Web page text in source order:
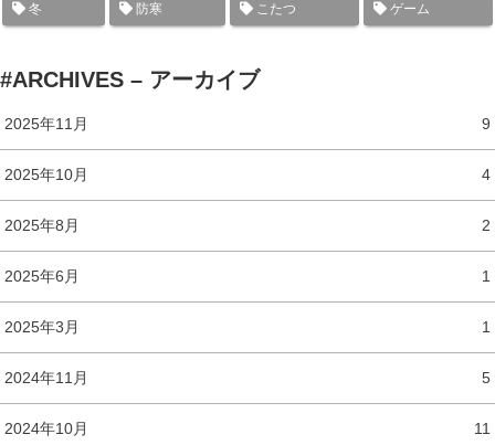
冬 防寒 こたつ ゲーム
#ARCHIVES – アーカイブ
2025年11月 9
2025年10月 4
2025年8月 2
2025年6月 1
2025年3月 1
2024年11月 5
2024年10月 11